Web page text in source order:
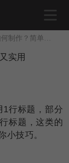
实用
1行标题，部分
标题，这类的
小技巧。